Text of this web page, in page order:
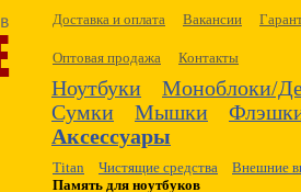
Доставка и оплата Вакансии
Оптовая продажа Контакты
Ноутбуки
Моноблоки/
Сумки
Мышки
Аксессуары
Titan Чистящие средства
Внешние
Память для ноутбуков